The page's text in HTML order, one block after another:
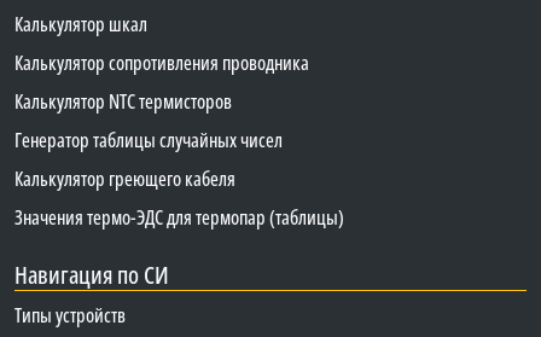
Калькулятор шкал
Калькулятор сопротивления проводника
Калькулятор NTC термисторов
Генератор таблицы случайных чисел
Калькулятор греющего кабеля
Значения термо-ЭДС для термопар (таблицы)
Навигация по СИ
Типы устройств